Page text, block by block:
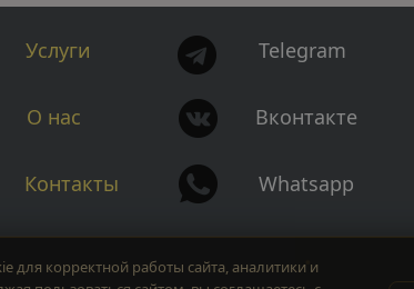
Whatsapp
Telegram
Вконтакте
Услуги
О нас
Контакты
для корректной работы сайта, аналитики и